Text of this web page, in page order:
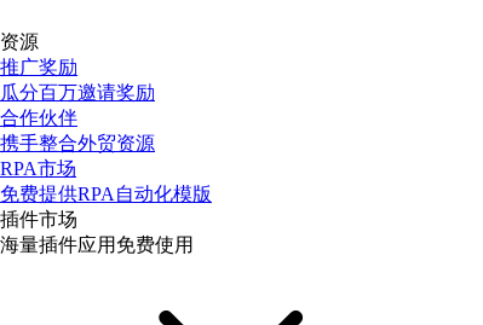
资源
推广奖励
瓜分百万邀请奖励
合作伙伴
携手整合外贸资源
RPA市场
免费提供RPA自动化模版
插件市场
海量插件应用免费使用